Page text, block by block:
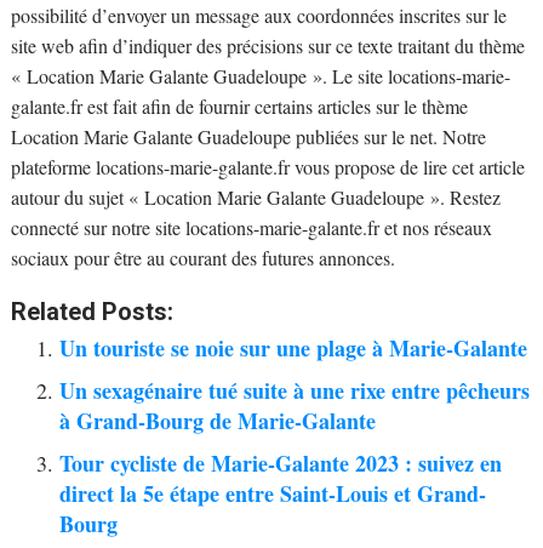
possibilité d’envoyer un message aux coordonnées inscrites sur le
site web afin d’indiquer des précisions sur ce texte traitant du thème
« Location Marie Galante Guadeloupe ». Le site locations-marie-
galante.fr est fait afin de fournir certains articles sur le thème
Location Marie Galante Guadeloupe publiées sur le net. Notre
plateforme locations-marie-galante.fr vous propose de lire cet article
autour du sujet « Location Marie Galante Guadeloupe ». Restez
connecté sur notre site locations-marie-galante.fr et nos réseaux
sociaux pour être au courant des futures annonces.
Related Posts:
Un touriste se noie sur une plage à Marie-Galante
Un sexagénaire tué suite à une rixe entre pêcheurs
à Grand-Bourg de Marie-Galante
Tour cycliste de Marie-Galante 2023 : suivez en
direct la 5e étape entre Saint-Louis et Grand-
Bourg